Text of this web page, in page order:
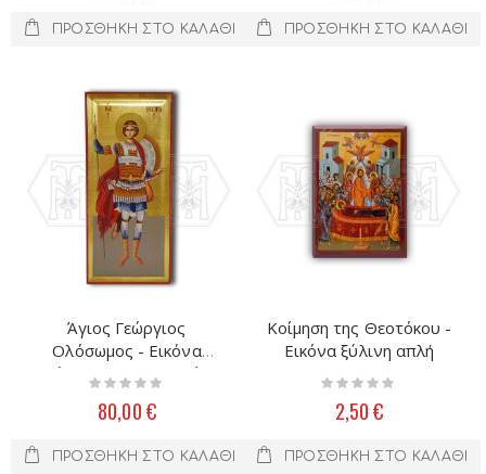
ΠΡΟΣΘΉΚΗ ΣΤΟ ΚΑΛΆΘΙ ΠΡΟΣΘΉΚΗ ΣΤΟ ΚΑΛΆΘΙ
Άγιος Γεώργιος
Ολόσωμος - Εικόνα
Ξύλινη, Μεταξοτυπία
Rating:
80,00 €
ΠΡΟΣΘΉΚΗ ΣΤΟ ΚΑΛΆΘΙ
Κοίμηση της Θεοτόκου -
Εικόνα ξύλινη απλή
Rating:
2,50 €
ΠΡΟΣΘΉΚΗ ΣΤΟ ΚΑΛΆΘΙ